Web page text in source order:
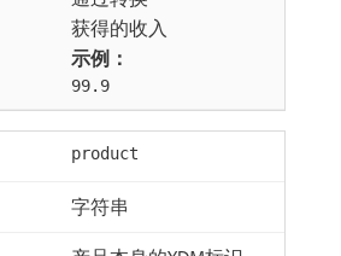
获得的收入
示例：
99.9
product
字符串